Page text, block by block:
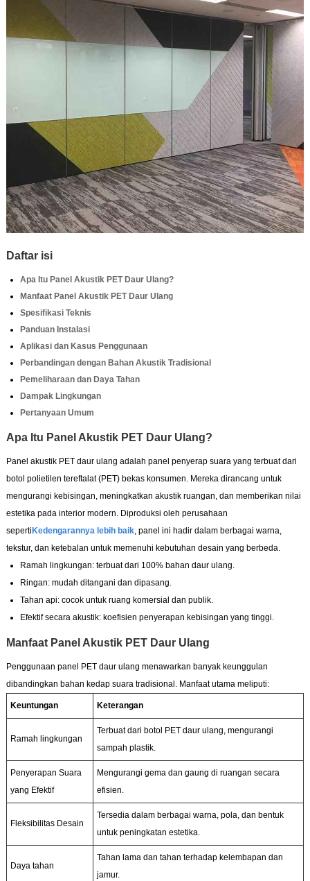
Daftar isi
Apa Itu Panel Akustik PET Daur Ulang?
Manfaat Panel Akustik PET Daur Ulang
Spesifikasi Teknis
Panduan Instalasi
Aplikasi dan Kasus Penggunaan
Perbandingan dengan Bahan Akustik Tradisional
Pemeliharaan dan Daya Tahan
Dampak Lingkungan
Pertanyaan Umum
Apa Itu Panel Akustik PET Daur Ulang?
Panel akustik PET daur ulang adalah panel penyerap suara yang terbuat dari
botol polietilen tereftalat (PET) bekas konsumen. Mereka dirancang untuk
mengurangi kebisingan, meningkatkan akustik ruangan, dan memberikan nilai
estetika pada interior modern. Diproduksi oleh perusahaan
sepertiKedengarannya lebih baik, panel ini hadir dalam berbagai warna,
tekstur, dan ketebalan untuk memenuhi kebutuhan desain yang berbeda.
Ramah lingkungan: terbuat dari 100% bahan daur ulang.
Ringan: mudah ditangani dan dipasang.
Tahan api: cocok untuk ruang komersial dan publik.
Efektif secara akustik: koefisien penyerapan kebisingan yang tinggi.
Manfaat Panel Akustik PET Daur Ulang
Penggunaan panel PET daur ulang menawarkan banyak keunggulan
dibandingkan bahan kedap suara tradisional. Manfaat utama meliputi:
Keuntungan Keterangan
Ramah lingkungan
Terbuat dari botol PET daur ulang, mengurangi
sampah plastik.
Penyerapan Suara
yang Efektif
Mengurangi gema dan gaung di ruangan secara
efisien.
Fleksibilitas Desain
Tersedia dalam berbagai warna, pola, dan bentuk
untuk peningkatan estetika.
Daya tahan
Tahan lama dan tahan terhadap kelembapan dan
jamur.